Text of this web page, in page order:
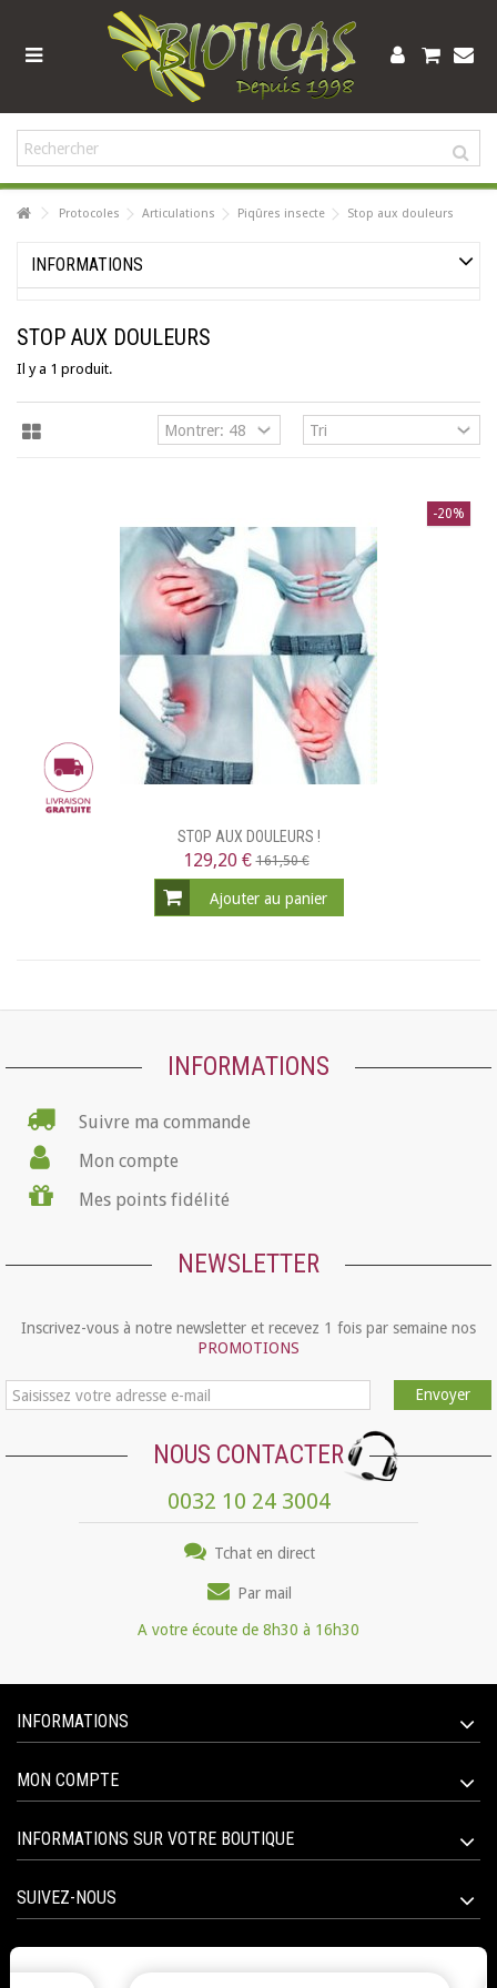
Protocoles Articulations Piqûres insecte Stop aux douleurs
INFORMATIONS
STOP AUX DOULEURS
Il y a 1 produit.
-20%
STOP AUX DOULEURS !
129,20 €161,50 €
Ajouter au panier
INFORMATIONS
Suivre ma commande
Mon compte
Mes points fidélité
NEWSLETTER
Inscrivez-vous à notre newsletter et recevez 1 fois par semaine nos
PROMOTIONS
Envoyer
NOUS CONTACTER
0032 10 24 3004
Tchat en direct
Par mail
A votre écoute de 8h30 à 16h30
INFORMATIONS
MON COMPTE
INFORMATIONS SUR VOTRE BOUTIQUE
SUIVEZ-NOUS